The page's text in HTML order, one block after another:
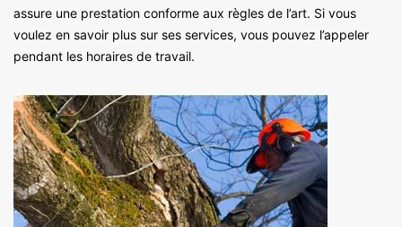
assure une prestation conforme aux règles de l’art. Si vous
voulez en savoir plus sur ses services, vous pouvez l’appeler
pendant les horaires de travail.